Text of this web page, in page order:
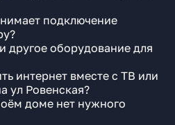
подключение
другое оборудование для
интернет вместе с ТВ или
ул Ровенская?
доме нет нужного